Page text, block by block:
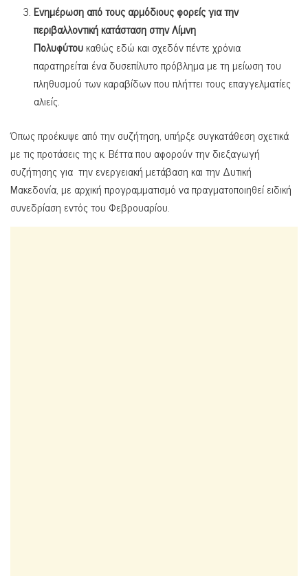
Ενημέρωση από τους αρμόδιους φορείς για την
περιβαλλοντική κατάσταση στην Λίμνη
Πολυφύτουκαθώς εδώ και σχεδόν πέντε χρόνια
παρατηρείται ένα δυσεπίλυτο πρόβλημα με τη μείωση του
πληθυσμού των καραβίδων που πλήττει τους επαγγελματίες
αλιείς.
Όπως προέκυψε από την συζήτηση, υπήρξε συγκατάθεση σχετικά
με τις προτάσεις της κ. Βέττα που αφορούν την διεξαγωγή
συζήτησης για την ενεργειακή μετάβαση και την Δυτική
Μακεδονία, με αρχική προγραμματισμό να πραγματοποιηθεί ειδική
συνεδρίαση εντός του Φεβρουαρίου.